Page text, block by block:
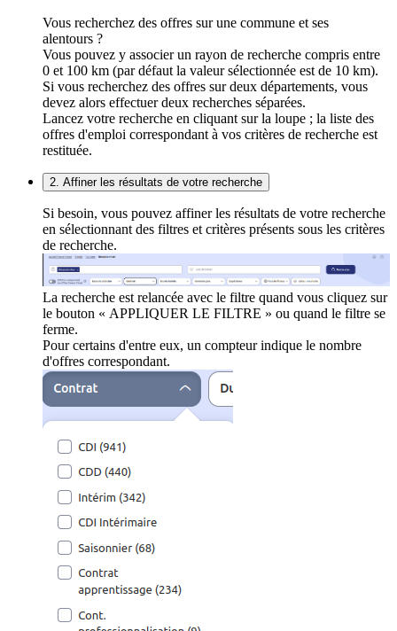
Vous recherchez des offres sur une commune et ses
alentours ?
Vous pouvez y associer un rayon de recherche compris entre
0 et 100 km (par défaut la valeur sélectionnée est de 10 km).
Si vous recherchez des offres sur deux départements, vous
devez alors effectuer deux recherches séparées.
Lancez votre recherche en cliquant sur la loupe ; la liste des
offres d'emploi correspondant à vos critères de recherche est
restituée.
2. Affiner les résultats de votre recherche
Si besoin, vous pouvez affiner les résultats de votre recherche
en sélectionnant des filtres et critères présents sous les critères
de recherche.
La recherche est relancée avec le filtre quand vous cliquez sur
le bouton « APPLIQUER LE FILTRE » ou quand le filtre se
ferme.
Pour certains d'entre eux, un compteur indique le nombre
d'offres correspondant.